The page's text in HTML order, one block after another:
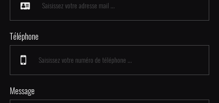
Téléphone
Message